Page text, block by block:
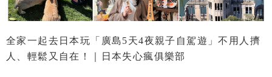
全家一起去日本玩「廣島5天4夜親子自駕遊」不用人擠
人、輕鬆又自在！｜日本失心瘋俱樂部